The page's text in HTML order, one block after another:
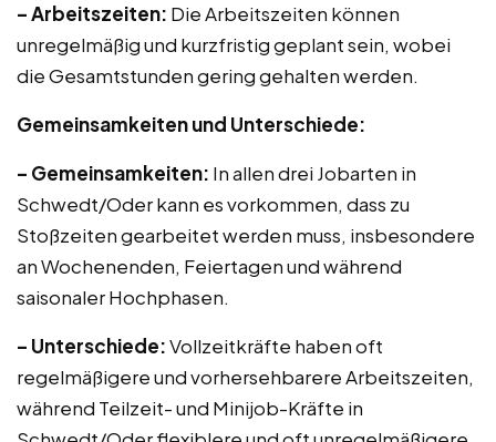
– Arbeitszeiten: Die Arbeitszeiten können
unregelmäßig und kurzfristig geplant sein, wobei
die Gesamtstunden gering gehalten werden.
Gemeinsamkeiten und Unterschiede:
– Gemeinsamkeiten: In allen drei Jobarten in
Schwedt/Oder kann es vorkommen, dass zu
Stoßzeiten gearbeitet werden muss, insbesondere
an Wochenenden, Feiertagen und während
saisonaler Hochphasen.
– Unterschiede:Vollzeitkräfte haben oft
regelmäßigere und vorhersehbarere Arbeitszeiten,
während Teilzeit- und Minijob-Kräfte in